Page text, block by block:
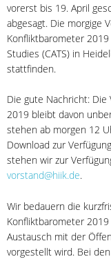
vorerst bis 19. April
abgesagt. Die morgige
Konfliktbarometer
Studies (CATS) in
stattfinden.
Die gute Nachricht:
2019 bleibt davon
stehen ab morgen 12
Download zur
stehen wir zur
vorstand@hiik.de.
Wir bedauern die
Konfliktbarometer
Austausch mit der
vorgestellt wird. Bei